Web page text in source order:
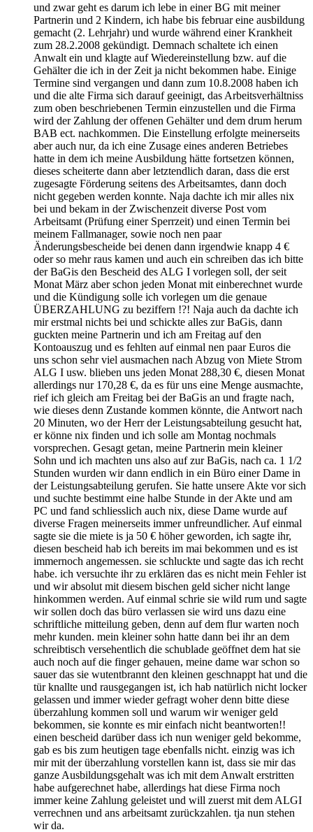
und zwar geht es darum ich lebe in einer BG mit meiner
Partnerin und 2 Kindern, ich habe bis februar eine ausbildung
gemacht (2. Lehrjahr) und wurde während einer Krankheit
zum 28.2.2008 gekündigt. Demnach schaltete ich einen
Anwalt ein und klagte auf Wiedereinstellung bzw. auf die
Gehälter die ich in der Zeit ja nicht bekommen habe. Einige
Termine sind vergangen und dann zum 10.8.2008 haben ich
und die alte Firma sich darauf geeinigt, das Arbeitsverhältniss
zum oben beschriebenen Termin einzustellen und die Firma
wird der Zahlung der offenen Gehälter und dem drum herum
BAB ect. nachkommen. Die Einstellung erfolgte meinerseits
aber auch nur, da ich eine Zusage eines anderen Betriebes
hatte in dem ich meine Ausbildung hätte fortsetzen können,
dieses scheiterte dann aber letztendlich daran, dass die erst
zugesagte Förderung seitens des Arbeitsamtes, dann doch
nicht gegeben werden konnte. Naja dachte ich mir alles nix
bei und bekam in der Zwischenzeit diverse Post vom
Arbeitsamt (Prüfung einer Sperrzeit) und einen Termin bei
meinem Fallmanager, sowie noch nen paar
Änderungsbescheide bei denen dann irgendwie knapp 4 €
oder so mehr raus kamen und auch ein schreiben das ich bitte
der BaGis den Bescheid des ALG I vorlegen soll, der seit
Monat März aber schon jeden Monat mit einberechnet wurde
und die Kündigung solle ich vorlegen um die genaue
ÜBERZAHLUNG zu beziffern !?! Naja auch da dachte ich
mir erstmal nichts bei und schickte alles zur BaGis, dann
guckten meine Partnerin und ich am Freitag auf den
Kontoauszug und es fehlten auf einmal nen paar Euros die
uns schon sehr viel ausmachen nach Abzug von Miete Strom
ALG I usw. blieben uns jeden Monat 288,30 €, diesen Monat
allerdings nur 170,28 €, da es für uns eine Menge ausmachte,
rief ich gleich am Freitag bei der BaGis an und fragte nach,
wie dieses denn Zustande kommen könnte, die Antwort nach
20 Minuten, wo der Herr der Leistungsabteilung gesucht hat,
er könne nix finden und ich solle am Montag nochmals
vorsprechen. Gesagt getan, meine Partnerin mein kleiner
Sohn und ich machten uns also auf zur BaGis, nach ca. 1 1/2
Stunden wurden wir dann endlich in ein Büro einer Dame in
der Leistungsabteilung gerufen. Sie hatte unsere Akte vor sich
und suchte bestimmt eine halbe Stunde in der Akte und am
PC und fand schliesslich auch nix, diese Dame wurde auf
diverse Fragen meinerseits immer unfreundlicher. Auf einmal
sagte sie die miete is ja 50 € höher geworden, ich sagte ihr,
diesen bescheid hab ich bereits im mai bekommen und es ist
immernoch angemessen. sie schluckte und sagte das ich recht
habe. ich versuchte ihr zu erklären das es nicht mein Fehler ist
und wir absolut mit diesem bischen geld sicher nicht lange
hinkommen werden. Auf einmal schrie sie wild rum und sagte
wir sollen doch das büro verlassen sie wird uns dazu eine
schriftliche mitteilung geben, denn auf dem flur warten noch
mehr kunden. mein kleiner sohn hatte dann bei ihr an dem
schreibtisch versehentlich die schublade geöffnet dem hat sie
auch noch auf die finger gehauen, meine dame war schon so
sauer das sie wutentbrannt den kleinen geschnappt hat und die
tür knallte und rausgegangen ist, ich hab natürlich nicht locker
gelassen und immer wieder gefragt woher denn bitte diese
überzahlung kommen soll und warum wir weniger geld
bekommen, sie konnte es mir einfach nicht beantworten!!
einen bescheid darüber dass ich nun weniger geld bekomme,
gab es bis zum heutigen tage ebenfalls nicht. einzig was ich
mir mit der überzahlung vorstellen kann ist, dass sie mir das
ganze Ausbildungsgehalt was ich mit dem Anwalt erstritten
habe aufgerechnet habe, allerdings hat diese Firma noch
immer keine Zahlung geleistet und will zuerst mit dem ALGI
verrechnen und ans arbeitsamt zurückzahlen. tja nun stehen
wir da.